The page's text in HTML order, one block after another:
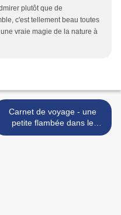
plutôt que de
c'est tellement beau toutes
vraie magie de la nature à
Carnet de voyage - une
petite flambée dans le
poêle >